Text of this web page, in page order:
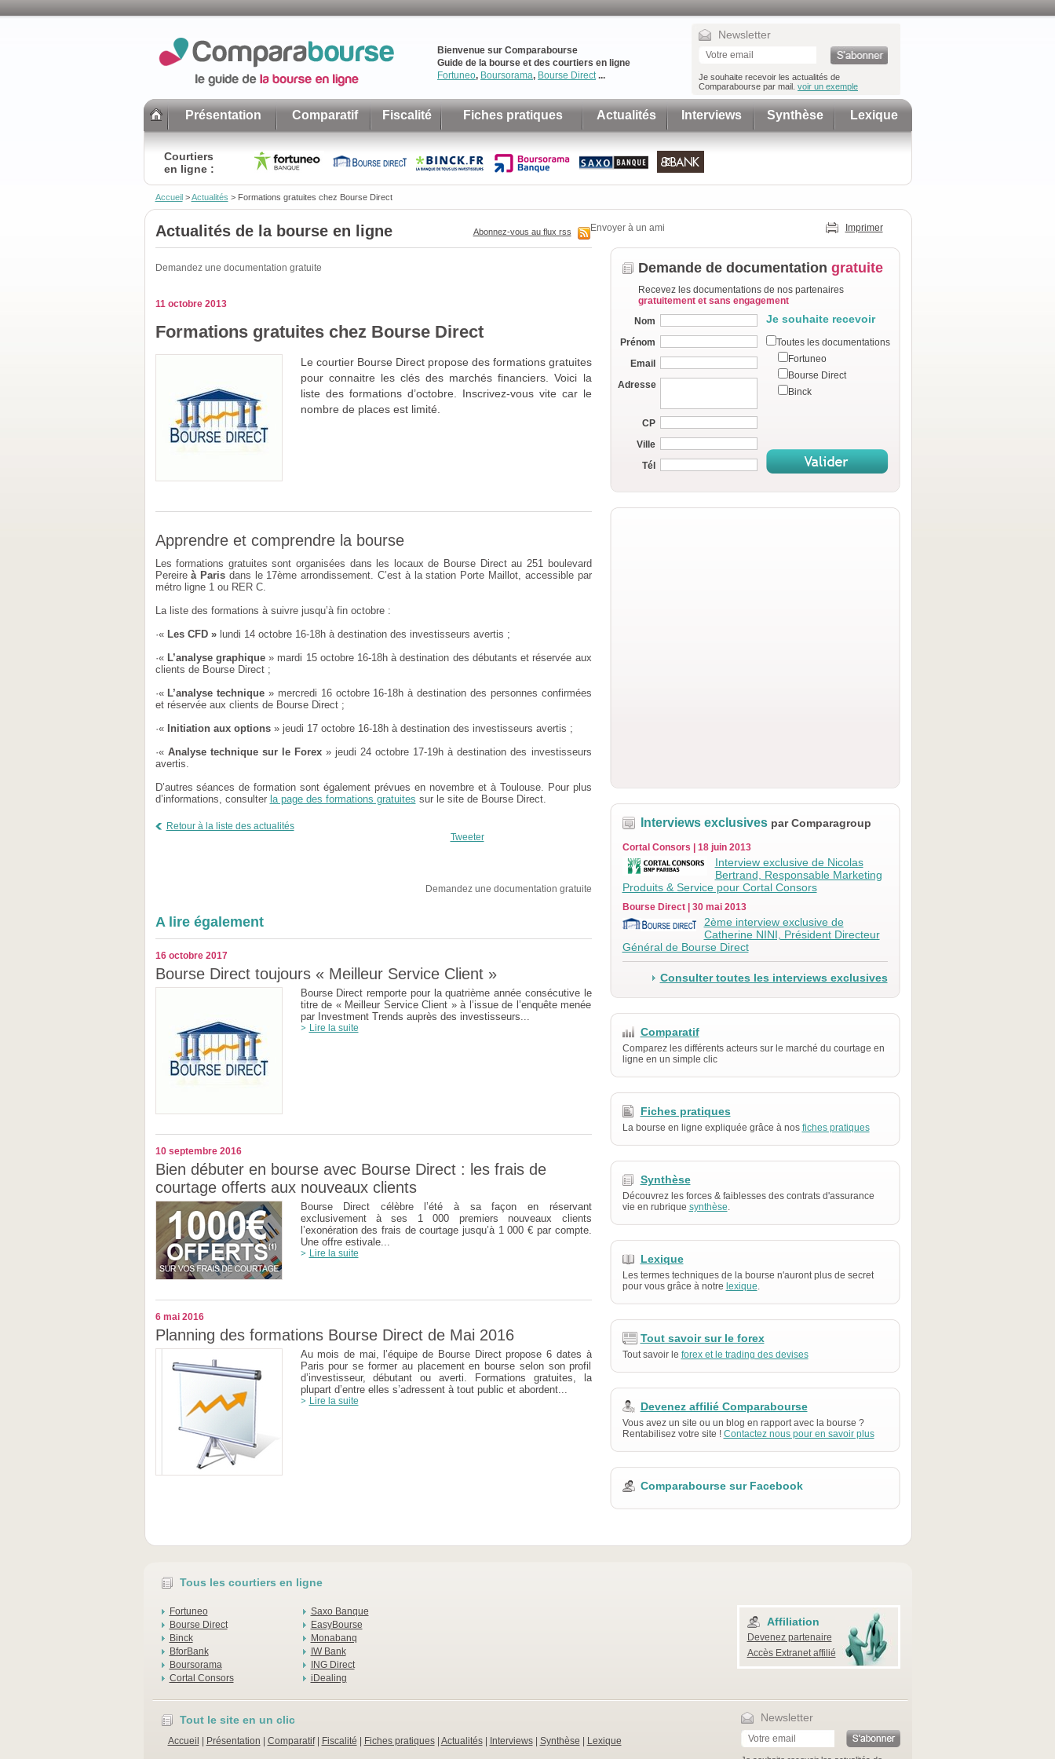
Bienvenue sur Comparabourse
Guide de la bourse et des courtiers en ligne
Fortuneo, Boursorama, Bourse Direct...
Newsletter
Je souhaite recevoir les actualités de
Comparabourse par mail. voir un exemple
Présentation Comparatif Fiscalité Fiches pratiques Actualités Interviews Synthèse Lexique
Courtiers
en ligne :
Accueil>Actualités > Formations gratuites chez Bourse Direct
Actualités de la bourse en ligne Abonnez-vous au flux rss Envoyer à un ami Imprimer
Demandez une documentation gratuite
11 octobre 2013
Formations gratuites chez Bourse Direct
Le courtier Bourse Direct propose des formations gratuites
pour connaitre les clés des marchés financiers. Voici la
liste des formations d’octobre. Inscrivez-vous vite car le
nombre de places est limité.
Apprendre et comprendre la bourse
Les formations gratuites sont organisées dans les locaux de Bourse Direct au 251 boulevard
Pereireà Paris dans le 17ème arrondissement. C’est à la station Porte Maillot, accessible par
métro ligne 1 ou RER C.
La liste des formations à suivre jusqu’à fin octobre :
·« Les CFD »lundi 14 octobre 16-18h à destination des investisseurs avertis ;
·« L’analyse graphique» mardi 15 octobre 16-18h à destination des débutants et réservée aux
clients de Bourse Direct ;
·« L’analyse technique » mercredi 16 octobre 16-18h à destination des personnes confirmées
et réservée aux clients de Bourse Direct ;
·« Initiation aux options» jeudi 17 octobre 16-18h à destination des investisseurs avertis ;
·« Analyse technique sur le Forex» jeudi 24 octobre 17-19h à destination des investisseurs
avertis.
D’autres séances de formation sont également prévues en novembre et à Toulouse. Pour plus
d’informations, consulter la page des formations gratuites sur le site de Bourse Direct.
Retour à la liste des actualités
Tweeter
Demandez une documentation gratuite
A lire également
16 octobre 2017
Bourse Direct toujours « Meilleur Service Client »
Bourse Direct remporte pour la quatrième année consécutive le
titre de « Meilleur Service Client » à l’issue de l’enquête menée
par Investment Trends auprès des investisseurs...
Lire la suite
10 septembre 2016
Bien débuter en bourse avec Bourse Direct : les frais de
courtage offerts aux nouveaux clients
Bourse Direct célèbre l’été à sa façon en réservant
exclusivement à ses 1 000 premiers nouveaux clients
l’exonération des frais de courtage jusqu’à 1 000 € par compte.
Une offre estivale...
Lire la suite
6 mai 2016
Planning des formations Bourse Direct de Mai 2016
Au mois de mai, l’équipe de Bourse Direct propose 6 dates à
Paris pour se former au placement en bourse selon son profil
d’investisseur, débutant ou averti. Formations gratuites, la
plupart d’entre elles s’adressent à tout public et abordent...
Lire la suite
Demande de documentation gratuite
Recevez les documentations de nos partenaires
gratuitement et sans engagement
Nom
Prénom
Email
Adresse
CP
Ville
Tél
Je souhaite recevoir
Toutes les documentations
Fortuneo
Bourse Direct
Binck
Interviews exclusivespar Comparagroup
Cortal Consors | 18 juin 2013
Interview exclusive de Nicolas
Bertrand, Responsable Marketing
Produits & Service pour Cortal Consors
Bourse Direct | 30 mai 2013
2ème interview exclusive de
Catherine NINI, Président Directeur
Général de Bourse Direct
Consulter toutes les interviews exclusives
Comparatif
Comparez les différents acteurs sur le marché du courtage en
ligne en un simple clic
Fiches pratiques
La bourse en ligne expliquée grâce à nos fiches pratiques
Synthèse
Découvrez les forces & faiblesses des contrats d'assurance
vie en rubrique synthèse.
Lexique
Les termes techniques de la bourse n'auront plus de secret
pour vous grâce à notre lexique.
Tout savoir sur le forex
Tout savoir le forex et le trading des devises
Devenez affilié Comparabourse
Vous avez un site ou un blog en rapport avec la bourse ?
Rentabilisez votre site ! Contactez nous pour en savoir plus
Comparabourse sur Facebook
Tous les courtiers en ligne
Fortuneo
Bourse Direct
Binck
BforBank
Boursorama
Cortal Consors
Saxo Banque
EasyBourse
Monabanq
IW Bank
ING Direct
iDealing
Affiliation
Devenez partenaire
Accès Extranet affilié
Tout le site en un clic
Accueil Présentation Comparatif| Fiscalité Fiches pratiques| Actualités| Interviews| Synthèse Lexique
Newsletter